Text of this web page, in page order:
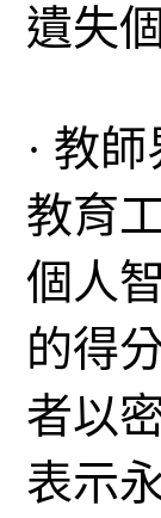
遺失
· 教
教育
個人
的得
者以
表示